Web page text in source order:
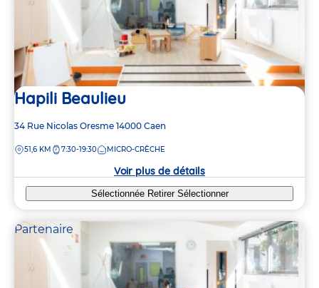
Hapili Beaulieu
Adresse
la
34 Rue Nicolas Oresme 14000 Caen
DISTANCE
51,6 KM 7:30-19:30 MICRO-CRÈCHE
Voir plus de détails
Sélectionnée Retirer Sélectionner
Partenaire